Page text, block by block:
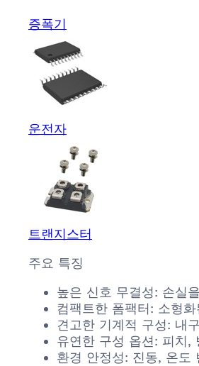
증폭기
운전자
트랜지스터
주요 특징
높은 신호 무결성: 손실
컴팩트한 폼팩터: 소형
견고한 기계적 구성: 내
유연한 구성 옵션: 피치,
환경 안정성: 진동, 온도